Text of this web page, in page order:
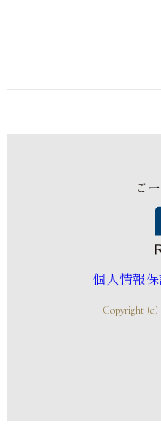
個人情報
Copyright (c)